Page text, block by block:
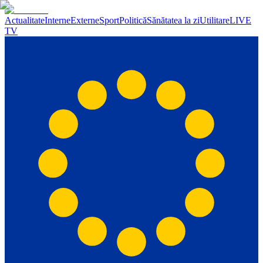
ActualitateInterneExterneSportPoliticăSănătatea la ziUtilitareLIVE
TV